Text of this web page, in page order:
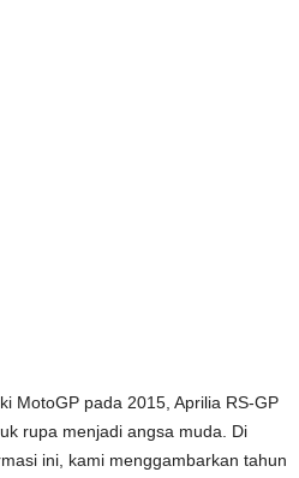
MotoGP pada 2015, Aprilia RS-GP
rupa menjadi angsa muda. Di
ini, kami menggambarkan tahun